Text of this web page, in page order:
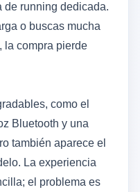
de running dedicada.
o buscas mucha
la compra pierde
como el
Bluetooth y una
también aparece el
La experiencia
el problema es